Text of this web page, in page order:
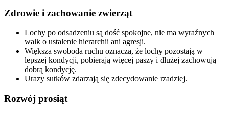
Zdrowie i zachowanie zwierząt
Lochy po odsadzeniu są dość spokojne, nie ma wyraźnych
walk o ustalenie hierarchii ani agresji.
Większa swoboda ruchu oznacza, że lochy pozostają w
lepszej kondycji, pobierają więcej paszy i dłużej zachowują
dobrą kondycję.
Urazy sutków zdarzają się zdecydowanie rzadziej.
Rozwój prosiąt